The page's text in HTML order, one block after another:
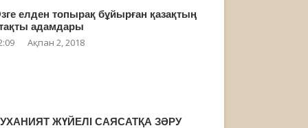
елден топырақ бұйырған қазақтың
адамдары
Ақпан 2, 2018
ЖҮЙЕЛІ САЯСАТҚА ЗӘРУ